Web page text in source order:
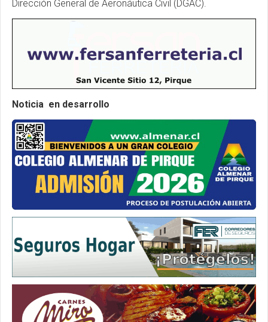
Dirección General de Aeronáutica Civil (DGAC).
Noticia en desarrollo